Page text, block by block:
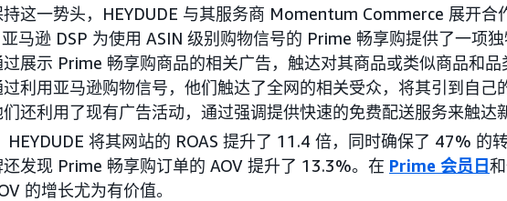
持这一势头，HEYDUDE 与其服务商 Momentum Commerce 展开合
马逊 DSP 为使用 ASIN 级别购物信号的 Prime 畅享购提供了一项
过展示 Prime 畅享购商品的相关广告，触达对其商品或类似商品和
利用亚马逊购物信号，他们触达了全网的相关受众，将其引到自己
还利用了现有广告活动，通过强调提供快速的免费配送服务来触达
HEYDUDE 将其网站的 ROAS 提升了 11.4 倍，同时确保了 47% 的
发现 Prime 畅享购订单的 AOV 提升了 13.3%。在 Prime 会员日
的增长尤为有价值。